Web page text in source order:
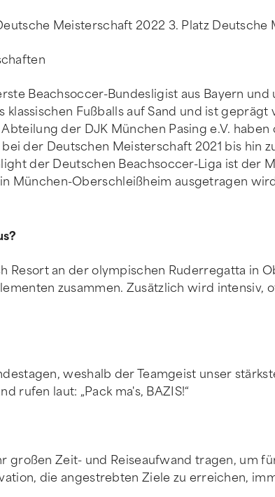
Meisterschaft 2022 3. Platz Deutsche
Beachsoccer-Bundesligist aus Bayern
Fußballs auf Sand und ist geprägt
der DJK München Pasing e.V.
der Deutschen Meisterschaft 2021 bis hin
der Deutschen Beachsoccer-Liga ist der
München-Oberschleißheim ausgetragen
Resort an der olympischen Ruderregatta in
zusammen. Zusätzlich wird intensiv,
weshalb der Teamgeist unser
rufen laut: „Pack ma's, BAZIS!“
großen Zeit- und Reiseaufwand tragen, um
die angestrebten Ziele zu erreichen,